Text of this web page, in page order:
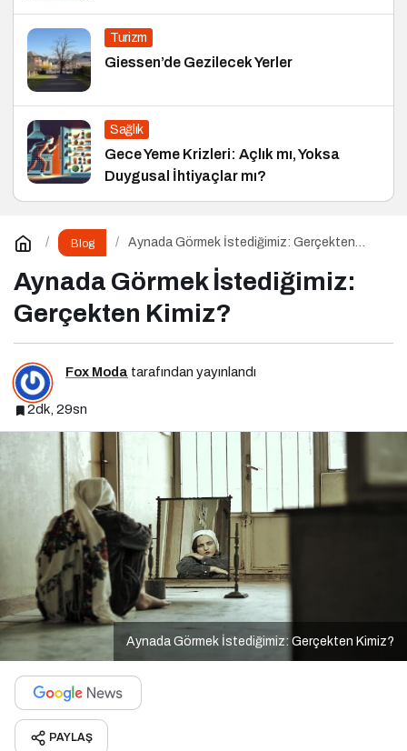
Turizm
Giessen’de Gezilecek Yerler
Sağlık
Gece Yeme Krizleri: Açlık mı, Yoksa
Duygusal İhtiyaçlar mı?
Blog
Aynada Görmek İstediğimiz: Gerçekten
Aynada Görmek İstediğimiz:
Gerçekten Kimiz?
Fox Moda tarafından yayınlandı
2dk, 29sn
Aynada Görmek İstediğimiz: Gerçekten Kimiz?
PAYLAŞ